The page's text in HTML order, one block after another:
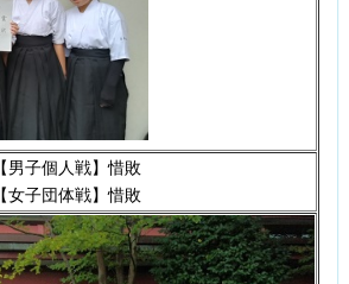
【男子個人戦】惜敗
【女子団体戦】惜敗